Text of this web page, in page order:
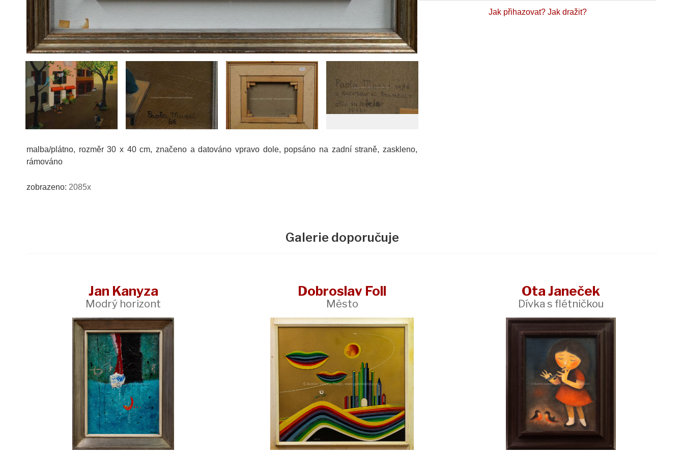
malba/plátno, rozměr 30 x 40 cm, značeno a datováno vpravo dole, popsáno na zadní straně, zaskleno,
rámováno
zobrazeno: 2085x
Jak přihazovat? Jak dražit?
Galerie doporučuje
Jan Kanyza
Modrý horizont
Dobroslav Foll
Město
Ota Janeček
Dívka s flétničkou